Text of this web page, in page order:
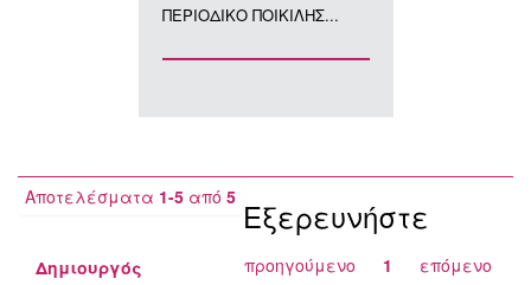
ΠΕΡΙΟΔΙΚΟ ΠΟΙΚΙΛΗΣ...
Αποτελέσματα 1-5 από 5
προηγούμενο 1 επόμενο
Εξερευνήστε
Δημιουργός